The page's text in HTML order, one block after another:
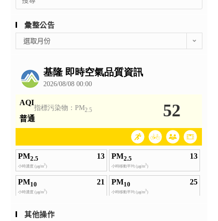
for:
彙整公告
整
選取月份
其他操作